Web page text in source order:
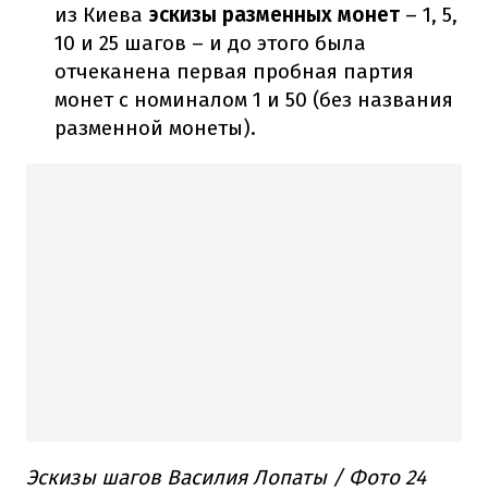
из Киева эскизы разменных монет – 1, 5,
10 и 25 шагов – и до этого была
отчеканена первая пробная партия
монет с номиналом 1 и 50 (без названия
разменной монеты).
Эскизы шагов Василия Лопаты / Фото 24